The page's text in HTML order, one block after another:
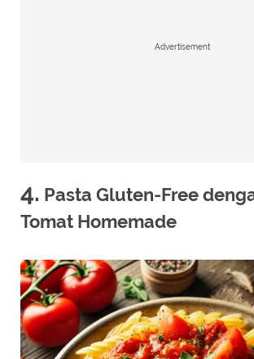
Advertisement
4. Pasta Gluten-Free
Tomat Homemade